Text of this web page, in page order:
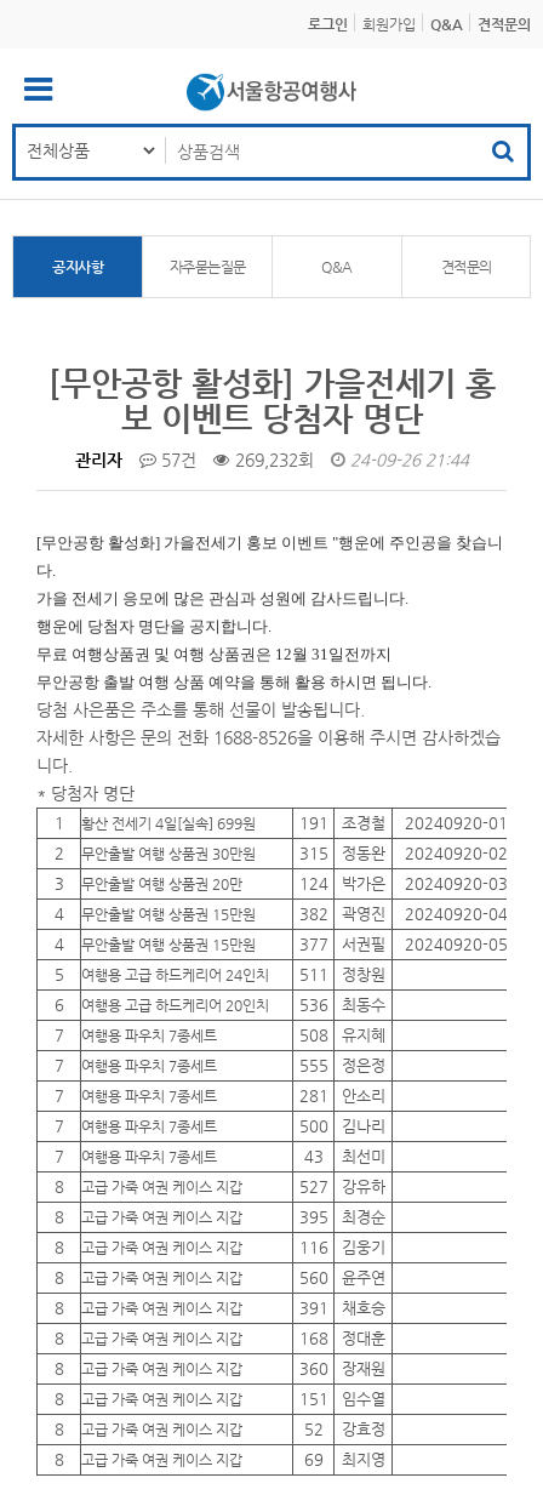
로그인 회원가입 Q&A 견적문의
공지사항 자주묻는질문 Q&A 견적문의
[무안공항 활성화] 가을전세기 홍
보 이벤트 당첨자 명단
관리자 57건 269,232회 24-09-26 21:44
[무안공항 활성화] 가을전세기 홍보 이벤트 "행운에 주인공을 찾습니
다.
가을 전세기 응모에 많은 관심과 성원에 감사드립니다.
행운에 당첨자 명단을 공지합니다.
무료 여행상품권 및 여행 상품권은 12월 31일전까지
무안공항 출발 여행 상품 예약을 통해 활용 하시면 됩니다.
당첨 사은품은 주소를 통해 선물이 발송됩니다.
자세한 사항은 문의 전화 1688-8526을 이용해 주시면 감사하겠습
니다.
* 당첨자 명단
1 황산 전세기 4일[실속] 699원 191 조경철 20240920-01
2
무안출발 여행 상품권 30만원 315 정동완 20240920-02
3
무안출발 여행 상품권 20만 124 박가은 20240920-03
4
무안출발 여행 상품권 15만원 382 곽영진 20240920-04
4
무안출발 여행 상품권 15만원 377 서권필 20240920-05
5
여행용 고급 하드케리어 24인치 511 정창원
6
여행용 고급 하드케리어 20인치 536 최동수
7
여행용 파우치 7종세트 508 유지혜
7
여행용 파우치 7종세트 555 정은정
7
여행용 파우치 7종세트 281 안소리
7
여행용 파우치 7종세트 500 김나리
7
여행용 파우치 7종세트 43 최선미
8
고급 가죽 여권 케이스 지갑 527 강유하
8
고급 가죽 여권 케이스 지갑 395 최경순
8
고급 가죽 여권 케이스 지갑 116 김웅기
8
고급 가죽 여권 케이스 지갑 560 윤주연
8
고급 가죽 여권 케이스 지갑 391 채호승
8
고급 가죽 여권 케이스 지갑 168 정대훈
8
고급 가죽 여권 케이스 지갑 360 장재원
8
고급 가죽 여권 케이스 지갑 151 임수열
8
고급 가죽 여권 케이스 지갑 52 강효정
8
고급 가죽 여권 케이스 지갑 69 최지영